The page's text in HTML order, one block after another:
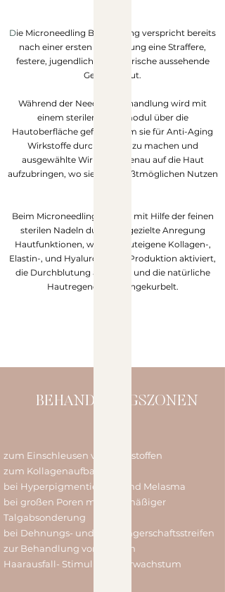
Die Microneedling Behandlung verspricht bereits
nach einer ersten Behandlung eine Straffere,
festere, jugendlichere und frische aussehende
Gesichtshaut.
Während der Needling-Behandlung wird mit
einem sterilen Nadelmodul über die
Hautoberfläche gefahren, um sie für Anti-Aging
Wirkstoffe durchlässiger zu machen und
ausgewählte Wirkstoffe genau auf die Haut
aufzubringen, wo sie den größtmöglichen Nutzen
Beim Microneedling werden mit Hilfe der feinen
sterilen Nadeln durch die gezielte Anregung
Hautfunktionen, wie die hauteigene Kollagen-,
Elastin-, und Hyaluronsäure Produktion aktiviert,
die Durchblutung angeregt und die natürliche
Hautregeneration angekurbelt.
BEHANDLUNGSZONEN
zum Einschleusen von Wirkstoffen
zum Kollagenaufbau
bei Hyperpigmentierung und Melasma
bei großen Poren mit übermäßiger
Talgabsonderung
bei Dehnungs- und Schwangerschaftsstreifen
zur Behandlung von Narben
Haarausfall- Stimuliert Haarwachstum